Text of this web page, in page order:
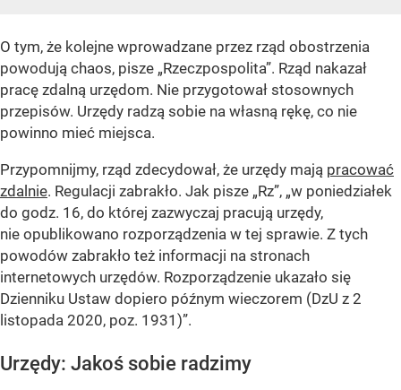
O tym, że kolejne wprowadzane przez rząd obostrzenia
powodują chaos, pisze „Rzeczpospolita”. Rząd nakazał
pracę zdalną urzędom. Nie przygotował stosownych
przepisów. Urzędy radzą sobie na własną rękę, co nie
powinno mieć miejsca.
Przypomnijmy, rząd zdecydował, że urzędy mają pracować
zdalnie. Regulacji zabrakło. Jak pisze „Rz”, „w poniedziałek
do godz. 16, do której zazwyczaj pracują urzędy,
nie opublikowano rozporządzenia w tej sprawie. Z tych
powodów zabrakło też informacji na stronach
internetowych urzędów. Rozporządzenie ukazało się
Dzienniku Ustaw dopiero późnym wieczorem (DzU z 2
listopada 2020, poz. 1931)”.
Urzędy: Jakoś sobie radzimy